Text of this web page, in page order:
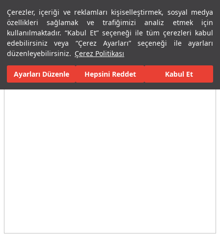
Çerezler, içeriği ve reklamları kişiselleştirmek, sosyal medya
özellikleri sağlamak ve trafiğimizi analiz etmek için
kullanılmaktadır. “Kabul Et” seçeneği ile tüm çerezleri kabul
edebilirsiniz veya “Çerez Ayarları” seçeneği ile ayarları
düzenleyebilirsiniz. Çerez Politikası
Ayarları Düzenle Hepsini Reddet Kabul Et
Menü Menü
Ana Sayfa Banyolar Armatürler Lavabo Bataryaları
Tüm Görseller(3)